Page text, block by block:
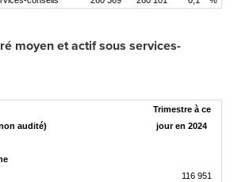
moyen et actif sous services-
audité)
Trimestre à ce
jour en 2024
116 951